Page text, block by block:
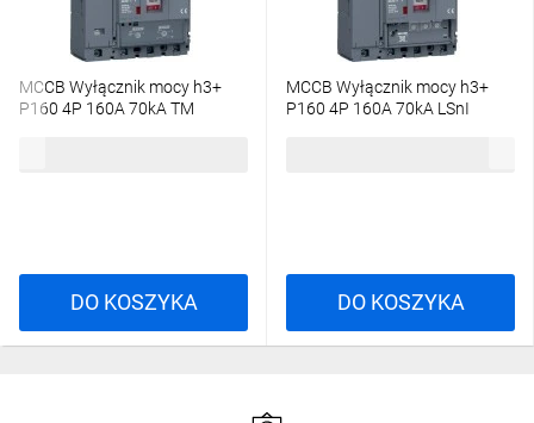
MCCB Wyłącznik mocy h3+
P160 4P 160A 70kA TM
DO KOSZYKA
MCCB Wyłącznik mocy h3+
P160 4P 160A 70kA LSnI
DO KOSZYKA